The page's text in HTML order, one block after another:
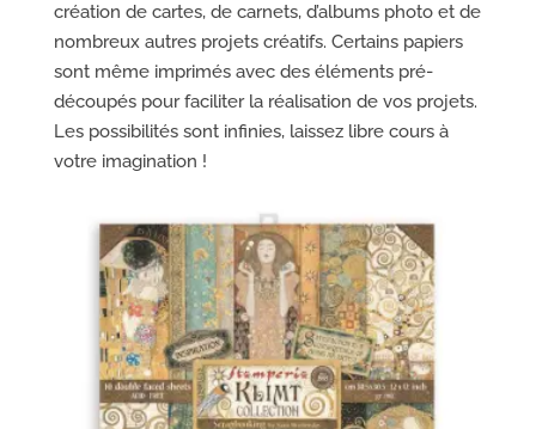
création de cartes, de carnets, d’albums photo et de
nombreux autres projets créatifs. Certains papiers
sont même imprimés avec des éléments pré-
découpés pour faciliter la réalisation de vos projets.
Les possibilités sont infinies, laissez libre cours à
votre imagination !